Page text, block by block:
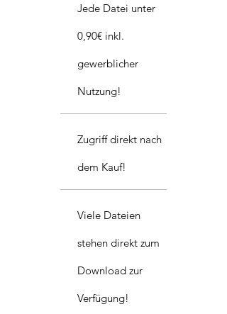
Jede Datei unter
0,90€ inkl.
gewerblicher
Nutzung!
Zugriff direkt nach
dem Kauf!
Viele Dateien
stehen direkt zum
Download zur
Verfügung!